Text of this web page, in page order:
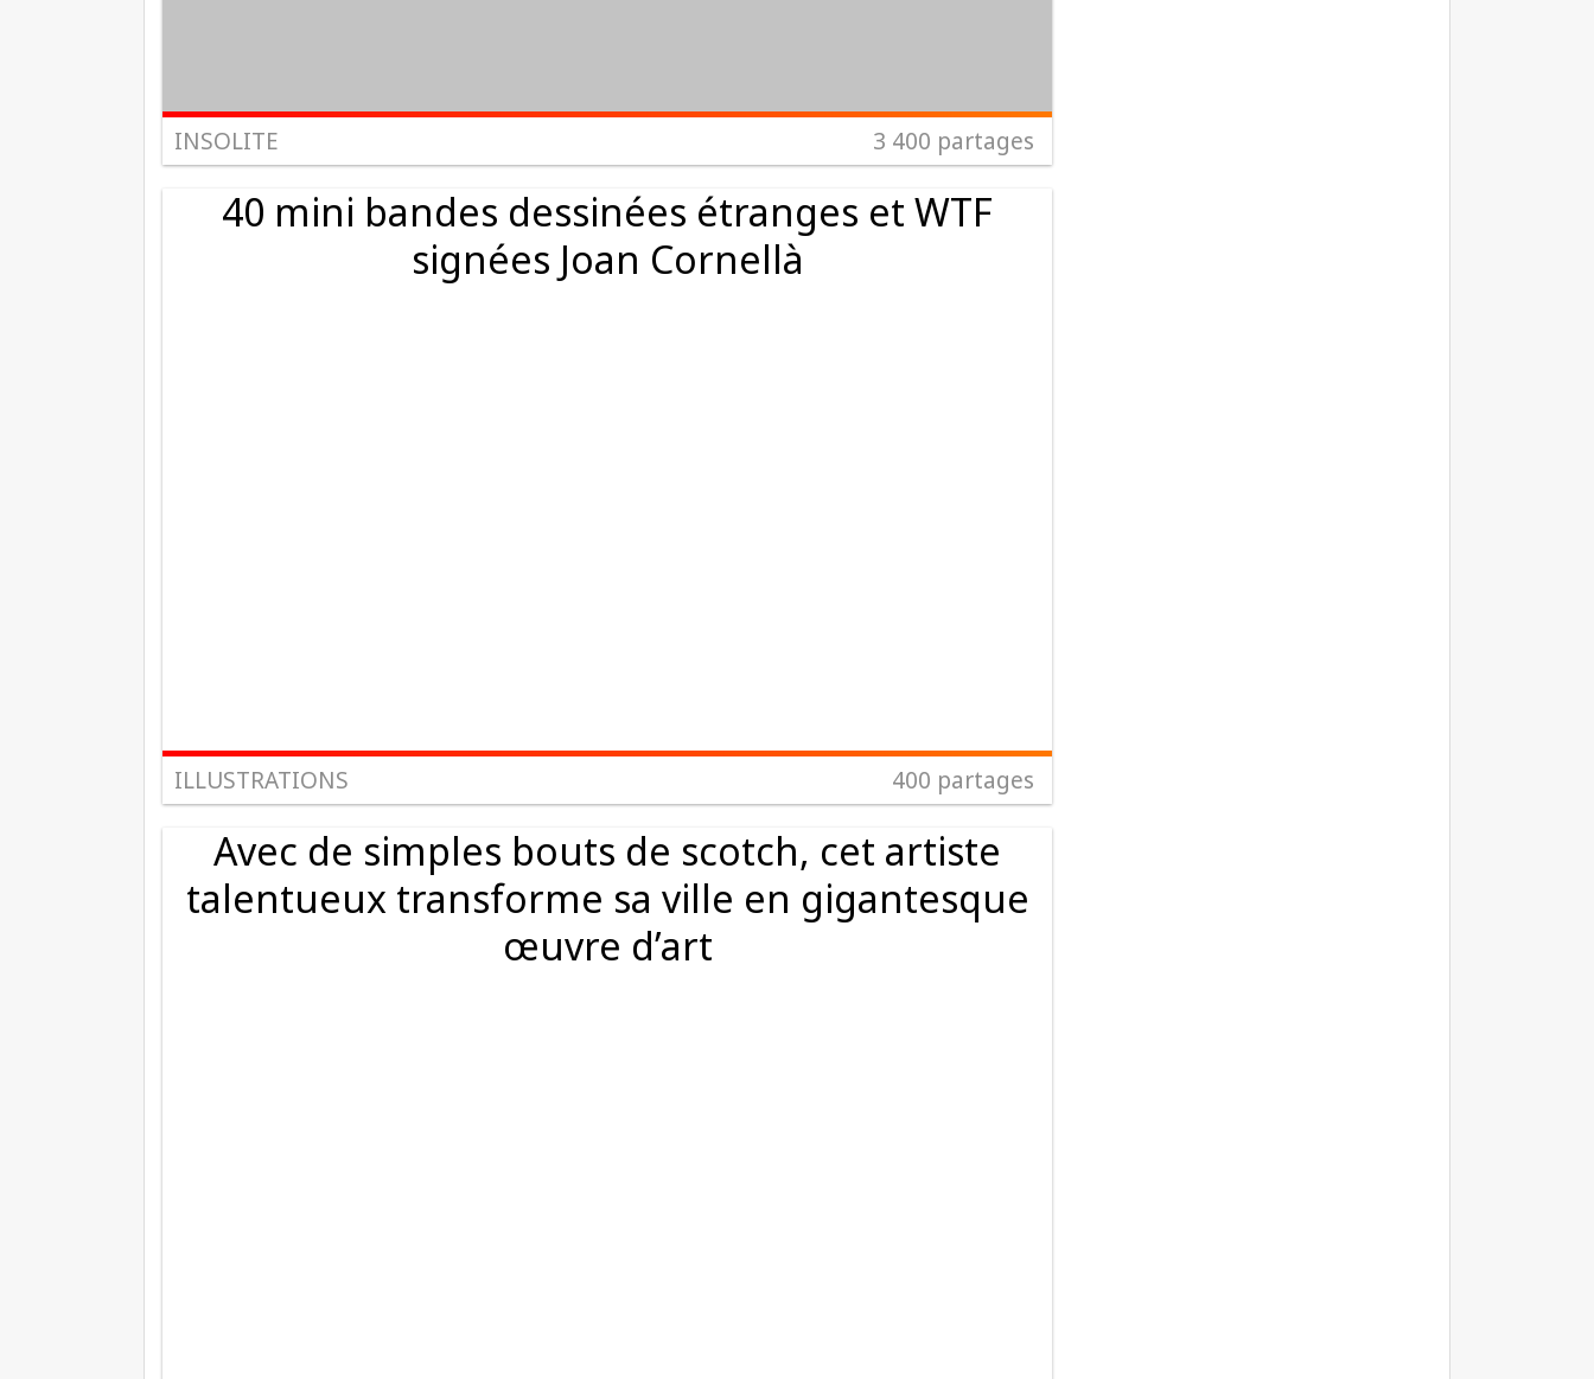
INSOLITE 3 400 partages
40 mini bandes dessinées étranges et WTF
signées Joan Cornellà
ILLUSTRATIONS 400 partages
Avec de simples bouts de scotch, cet artiste
talentueux transforme sa ville en gigantesque
œuvre d’art